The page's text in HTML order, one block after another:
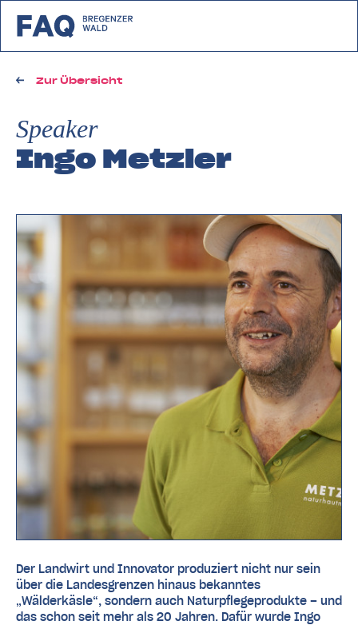
Zur Übersicht
Speaker
Ingo Metzler
Der Landwirt und Innovator produziert nicht nur sein
über die Landesgrenzen hinaus bekanntes
„Wälderkäsle“, sondern auch Naturpflegeprodukte – und
das schon seit mehr als 20 Jahren. Dafür wurde Ingo